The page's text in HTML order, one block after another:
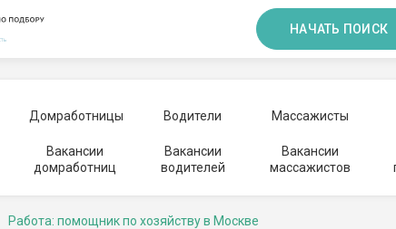
НАЧАТЬ ПОИСК
Домработницы Водители Массажисты
Вакансии
домработниц
Вакансии
водителей
Вакансии
массажистов
Работа: помощник по хозяйству в Москве